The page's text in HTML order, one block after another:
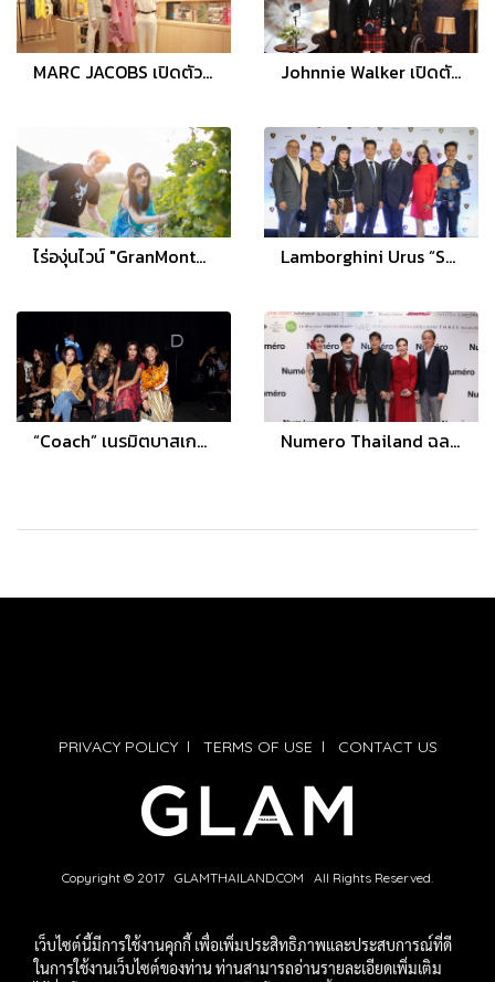
MARC JACOBS เปิดตัวคอนเซ็ปต์ใหม่ที่ผสานร้านหนังสือ Bookmarc รวมไว้กับบูติกเป็นครั้งแรกของโลก Johnnie Walker เปิดตัว เอ็กซ์คลูซีฟ วิสกี้ รังสรรค์ขึ้นเพื่อไทย “The John Walker & Sons Siam Blend”
ไร่องุ่นไวน์ "GranMonte" มอบประสบการณ์ ในงานเทศกาลเก็บเกี่ยวองุ่นประจำปี “Harvest Festival 2018” Lamborghini Urus “Super SUV” สิ้นสุดทุกการรอคอย ของเหล่าเซเลบฯ และแฟนพันธุ์แท้กระทิงดุมาถึงไทยแล้ว
“Coach” เนรมิตบาสเกตบอล ซิตี้ เป็นรันเวย์สุดชิค เปิดตัวคอลเลกชั่น สปริง 2018 ในงานนิวยอร์ก แฟชั่น วีค Numero Thailand ฉลองสู่ปีที่ 7 พร้อมประกาศรางวัล Best Beauty Brands Products 2018-19
PRIVACY POLICYl TERMS OF USE l CONTACT US
Copyright © 2017 GLAMTHAILAND.COM All Rights Reserved.
เว็บไซต์นี้มีการใช้งานคุกกี้ เพื่อเพิ่มประสิทธิภาพและประสบการณ์ที่ดี
ในการใช้งานเว็บไซต์ของท่าน ท่านสามารถอ่านรายละเอียดเพิ่มเติม